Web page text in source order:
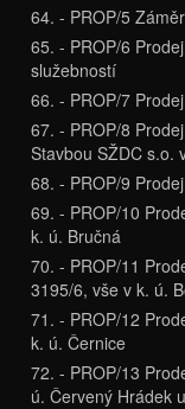
64. - PROP/5
65. - PROP/6
služebností
66. - PROP/7
67. - PROP/8
Stavbou SŽDC s.o.
68. - PROP/9
69. - PROP/10
k. ú. Bručná
70. - PROP/11
3195/6, vše v k. ú.
71. - PROP/12
k. ú. Černice
72. - PROP/13
ú. Červený Hrádek